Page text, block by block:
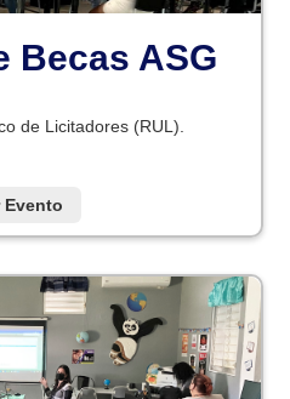
Becas ASG
de Licitadores (RUL).
Evento